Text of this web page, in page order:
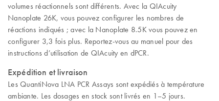
volumes réactionnels sont différents. Avec la QIAcuity
Nanoplate 26K, vous pouvez configurer les nombres de
réactions indiqués ; avec la Nanoplate 8.5K vous pouvez en
configurer 3,3 fois plus. Reportez-vous au manuel pour des
instructions d’utilisation de QIAcuity en dPCR.
Expédition et livraison
Les QuantiNova LNA PCR Assays sont expédiés à température
ambiante. Les dosages en stock sont livrés en 1–5 jours.